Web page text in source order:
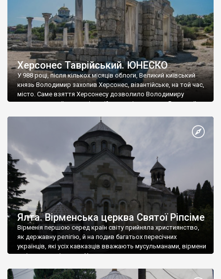
Херсонес Таврійський. ЮНЕСКО
У 988 році, після кількох місяців облоги, Великий київський
князь Володимир захопив Херсонес, візантійське, на той час,
місто. Саме взяття Херсонесу дозволило Володимиру
диктувати свої умови візантійському імператору Василю ІІ, та
Херсонесі Володимир-язичник, став Василем-християнином.
А потім було Хрещення Русі. На честь Херсонесу Таврійського
Ялта. Вірменська церква Святої Ріпсіме
Вірменія першою серед країн світу прийняла християнство,
як державну релігію, й на подив багатьох пересічних
українців, які усіх кавказців вважають мусульманами, вірмени
є відданими вірянами Христа